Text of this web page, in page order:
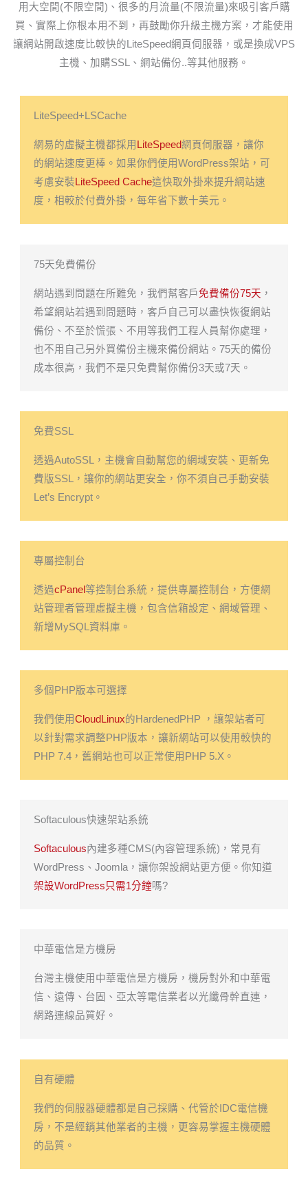
用大空間(不限空間)、很多的月流量(不限流量)來吸引客戶購
買、實際上你根本用不到，再鼓勵你升級主機方案，才能使用
讓網站開啟速度比較快的LiteSpeed網頁伺服器，或是換成VPS
主機、加購SSL、網站備份..等其他服務。
LiteSpeed+LSCache
網易的虛擬主機都採用 LiteSpeed網頁伺服器，讓你
的網站速度更棒。如果你們使用WordPress架站，可
考慮安裝LiteSpeed Cache這快取外掛來提升網站速
度，相較於付費外掛，每年省下數十美元。
75天免費備份
網站遇到問題在所難免，我們幫客戶免費備份75天 ，
希望網站若遇到問題時，客戶自己可以盡快恢復網站
備份、不至於慌張、不用等我們工程人員幫你處理，
也不用自己另外買備份主機來備份網站。75天的備份
成本很高，我們不是只免費幫你備份3天或7天。
免費SSL
透過AutoSSL，主機會自動幫您的網域安裝、更新免
費版SSL，讓你的網站更安全，你不須自己手動安裝
Let’s Encrypt。
專屬控制台
透過cPanel等控制台系統，提供專屬控制台，方便網
站管理者管理虛擬主機，包含信箱設定、網域管理、
新增MySQL資料庫。
多個PHP版本可選擇
我們使用CloudLinux的HardenedPHP ，讓架站者可
以針對需求調整PHP版本，讓新網站可以使用較快的
PHP 7.4，舊網站也可以正常使用PHP 5.X。
Softaculous快速架站系統
Softaculous內建多種CMS(內容管理系統)，常見有
WordPress、Joomla，讓你架設網站更方便。你知道
架設WordPress只需1分鐘嗎?
中華電信是方機房
台灣主機使用中華電信是方機房，機房對外和中華電
信、遠傳、台固、亞太等電信業者以光纖骨幹直連，
網路連線品質好。
自有硬體
我們的伺服器硬體都是自己採購、代管於IDC電信機
房，不是經銷其他業者的主機，更容易掌握主機硬體
的品質。